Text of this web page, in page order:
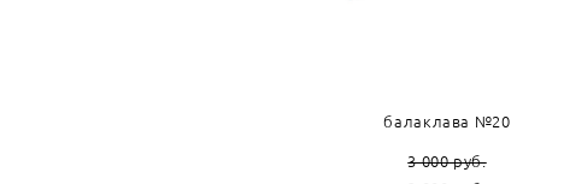
балаклава №20
3 000 pуб.